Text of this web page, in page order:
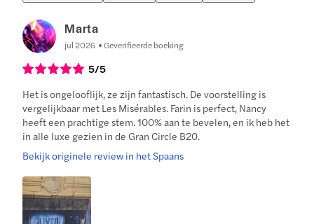
Marta
jul 2026 Geverifieerde boeking
5/5
Het is ongelooflijk, ze zijn fantastisch. De voorstelling is
vergelijkbaar met Les Misérables. Farin is perfect, Nancy
heeft een prachtige stem. 100% aan te bevelen, en ik heb het
in alle luxe gezien in de Gran Circle B20.
Bekijk originele review in het Spaans